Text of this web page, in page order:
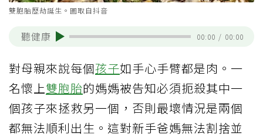
雙胞胎歷劫誕生。圖取自抖音
聽健康 00:00 / 00:00
對母親來說每個孩子如手心手臂都是肉。一
名懷上雙胞胎的媽媽被告知必須扼殺其中一
個孩子來拯救另一個，否則最壞情況是兩個
都無法順利出生。這對新手爸媽無法割捨並